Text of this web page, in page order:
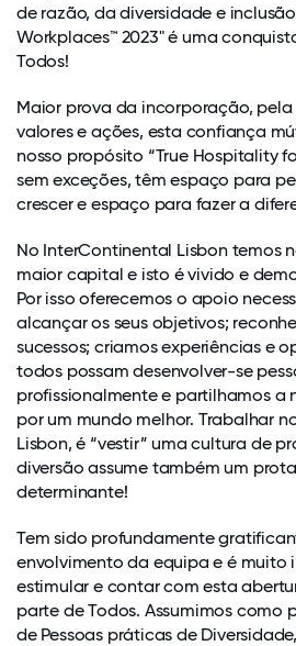
de razão, da diversidade e
Workplaces™ 2023" é uma
Todos!
Maior prova da incorporação, pela
valores e ações, esta confiança
nosso propósito “True Hospitality
sem exceções, têm espaço para
crescer e espaço para fazer a
No InterContinental Lisbon temos
maior capital e isto é vivido e
Por isso oferecemos o apoio
alcançar os seus objetivos;
sucessos; criamos experiências e
todos possam desenvolver-se
profissionalmente e partilhamos a
por um mundo melhor. Trabalhar
Lisbon, é “vestir” uma cultura de
diversão assume também um
determinante!
Tem sido profundamente
envolvimento da equipa e é muito
estimular e contar com esta
parte de Todos. Assumimos como
de Pessoas práticas de